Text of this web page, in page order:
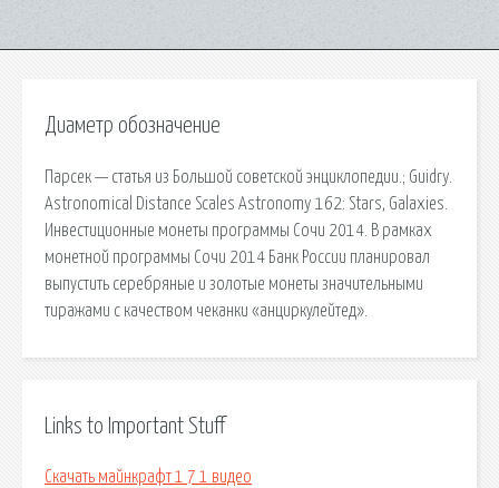
Диаметр обозначение
Парсек — статья из Большой советской энциклопедии.; Guidry.
Astronomical Distance Scales Astronomy 162: Stars, Galaxies.
Инвестиционные монеты программы Сочи 2014. В рамках
монетной программы Сочи 2014 Банк России планировал
выпустить серебряные и золотые монеты значительными
тиражами с качеством чеканки «анциркулейтед».
Links to Important Stuff
Скачать майнкрафт 1 7 1 видео